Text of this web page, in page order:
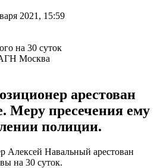
2021, 15:59
Москва
арестован
Меру пресечения ему
полиции.
Алексей Навальный арестован
на 30 суток.